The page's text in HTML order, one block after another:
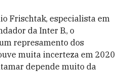
Frischtak, especialista em
da Inter B., o
represamento dos
muita incerteza em 2020
depende muito da